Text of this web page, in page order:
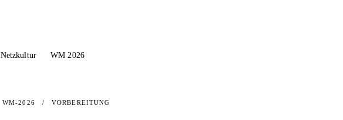
Netzkultur WM 2026
WM-2026 / VORBEREITUNG